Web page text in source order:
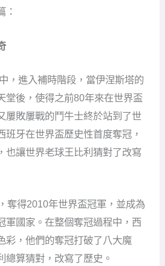
：
，進入補時階段，當伊涅斯塔的
堂後，使得之前80年來在世界盃
屢敗屢戰的鬥牛士終於站到了世
班牙在世界盃歷史性首度奪冠，
也讓世界老球王比利猜對了改寫
奪得2010年世界盃冠軍，並成為
軍國家。在整個奪冠過程中，西
彩，他們的奪冠打破了八大魔
總算猜對，改寫了歷史。